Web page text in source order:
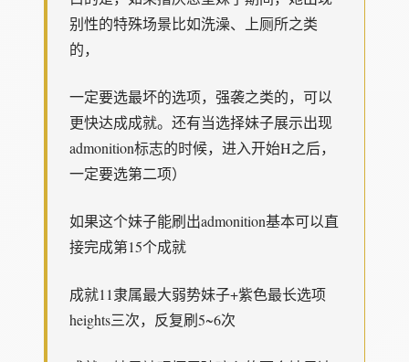
别性的特殊场景比如洗澡、上厕所之类
的，
一定要选最坏的选项，强袭之类的，可以
更快达成成就。还有当选择妹子展示出现
admonition标志的时候，进入开始H之后，
一定要选第二项）
如果这个妹子能刷出admonition基本可以直
接完成第15个成就
成就11隶属最大弱势妹子+紫色最长选项
heights三次，反复刷5~6次